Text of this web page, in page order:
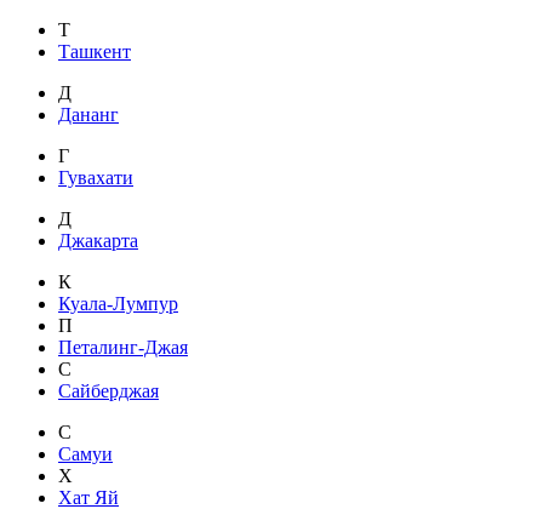
Т
Ташкент
Д
Дананг
Г
Гувахати
Д
Джакарта
К
Куала-Лумпур
П
Петалинг-Джая
С
Сайберджая
С
Самуи
Х
Хат Яй